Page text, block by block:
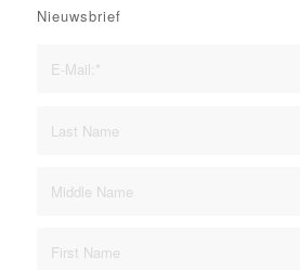
Nieuwsbrief